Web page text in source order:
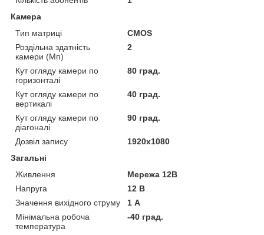
Камера
Тип матриці
CMOS
Роздільна здатність
камери (Мп)
2
Кут огляду камери по
горизонталі
80 град.
Кут огляду камери по
вертикалі
40 град.
Кут огляду камери по
діагоналі
90 град.
Дозвіл запису
1920х1080
Загальні
Живлення
Мережа 12В
Напруга
12 В
Значення вихідного струму
1 А
Мінімальна робоча
температура
-40 град.